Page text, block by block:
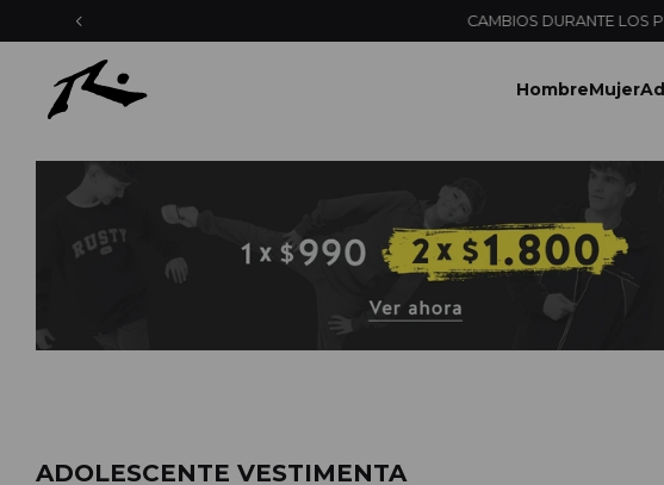
ENVÍOS
HombreMujer
ADOLESCENTE VESTIMENTA